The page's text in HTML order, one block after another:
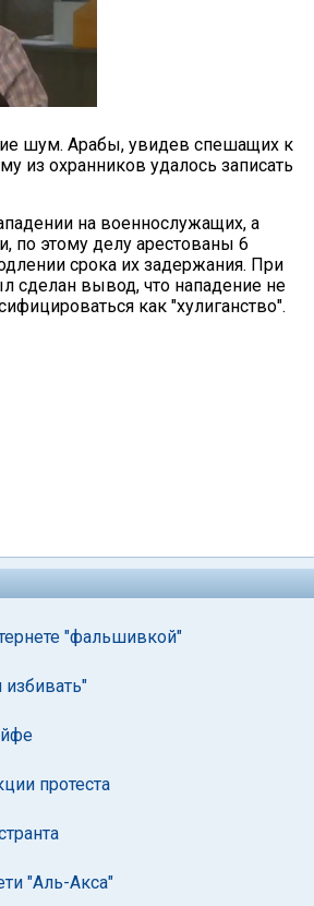
шум. Арабы, увидев спешащих к
из охранников удалось записать
на военнослужащих, а
по этому делу арестованы 6
срока их задержания. При
сделан вывод, что нападение не
как "хулиганство".
"фальшивкой"
избивать"
протеста
"Аль-Акса"